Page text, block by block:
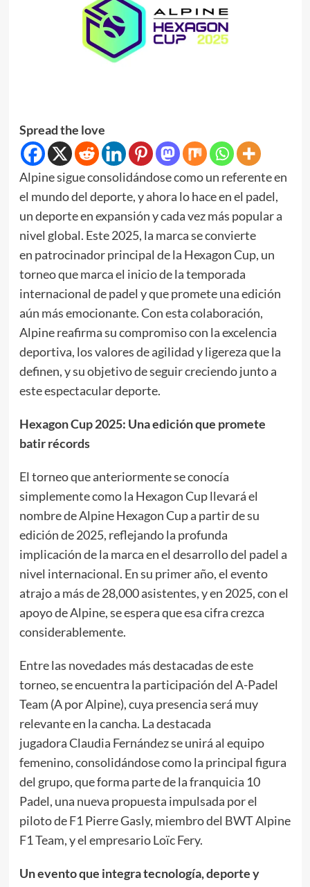
Spread the love
Alpine sigue consolidándose como un referente en
el mundo del deporte, y ahora lo hace en el padel,
un deporte en expansión y cada vez más popular a
nivel global. Este 2025, la marca se convierte
en patrocinador principal de la Hexagon Cup, un
torneo que marca el inicio de la temporada
internacional de padel y que promete una edición
aún más emocionante. Con esta colaboración,
Alpine reafirma su compromiso con la excelencia
deportiva, los valores de agilidad y ligereza que la
definen, y su objetivo de seguir creciendo junto a
este espectacular deporte.
Hexagon Cup 2025: Una edición que promete
batir récords
El torneo que anteriormente se conocía
simplemente como la Hexagon Cup llevará el
nombre de Alpine Hexagon Cup a partir de su
edición de 2025, reflejando la profunda
implicación de la marca en el desarrollo del padel a
nivel internacional. En su primer año, el evento
atrajo a más de 28,000 asistentes, y en 2025, con el
apoyo de Alpine, se espera que esa cifra crezca
considerablemente.
Entre las novedades más destacadas de este
torneo, se encuentra la participación del A-Padel
Team (A por Alpine), cuya presencia será muy
relevante en la cancha. La destacada
jugadora Claudia Fernández se unirá al equipo
femenino, consolidándose como la principal figura
del grupo, que forma parte de la franquicia 10
Padel, una nueva propuesta impulsada por el
piloto de F1 Pierre Gasly, miembro del BWT Alpine
F1 Team, y el empresario Loïc Fery.
Un evento que integra tecnología, deporte y